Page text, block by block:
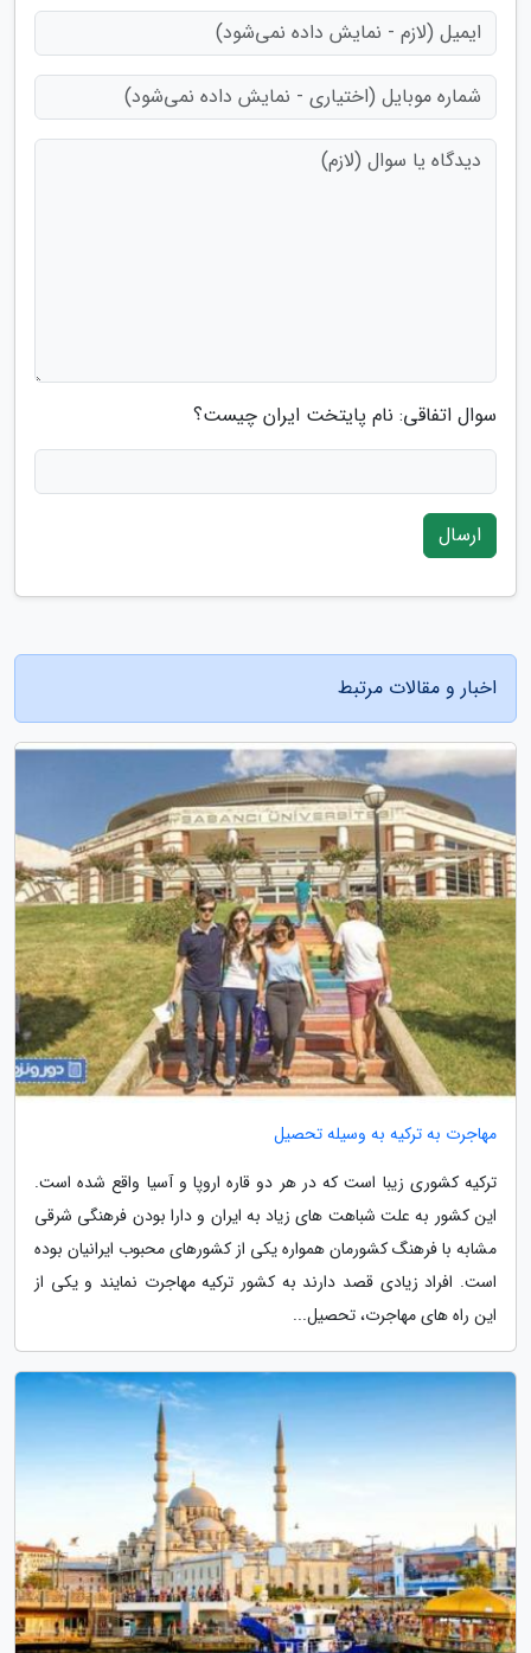
سوال اتفاقی: نام پایتخت ایران چیست؟
ارسال
اخبار و مقالات مرتبط
مهاجرت به ترکیه به وسیله تحصیل
ترکیه کشوری زیبا است که در هر دو قاره اروپا و آسیا واقع شده است.
این کشور به علت شباهت های زیاد به ایران و دارا بودن فرهنگی شرقی
مشابه با فرهنگ کشورمان همواره یکی از کشورهای محبوب ایرانیان بوده
است. افراد زیادی قصد دارند به کشور ترکیه مهاجرت نمایند و یکی از
این راه های مهاجرت، تحصیل...